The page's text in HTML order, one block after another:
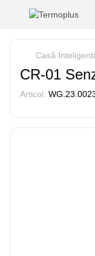
Casă
CR-01
Articol: